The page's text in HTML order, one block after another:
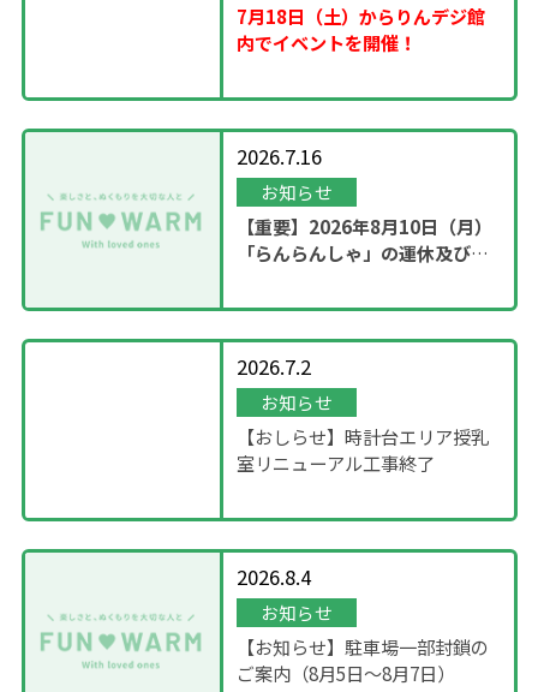
7月18日（土）からりんデジ館
内でイベントを開催！
2026.7.16
お知らせ
【重要】2026年8月10日（月）
「らんらんしゃ」の運休及び園
2026.7.2
お知らせ
【おしらせ】時計台エリア授乳
室リニューアル工事終了
2026.8.4
お知らせ
【お知らせ】駐車場一部封鎖の
ご案内（8月5日〜8月7日）